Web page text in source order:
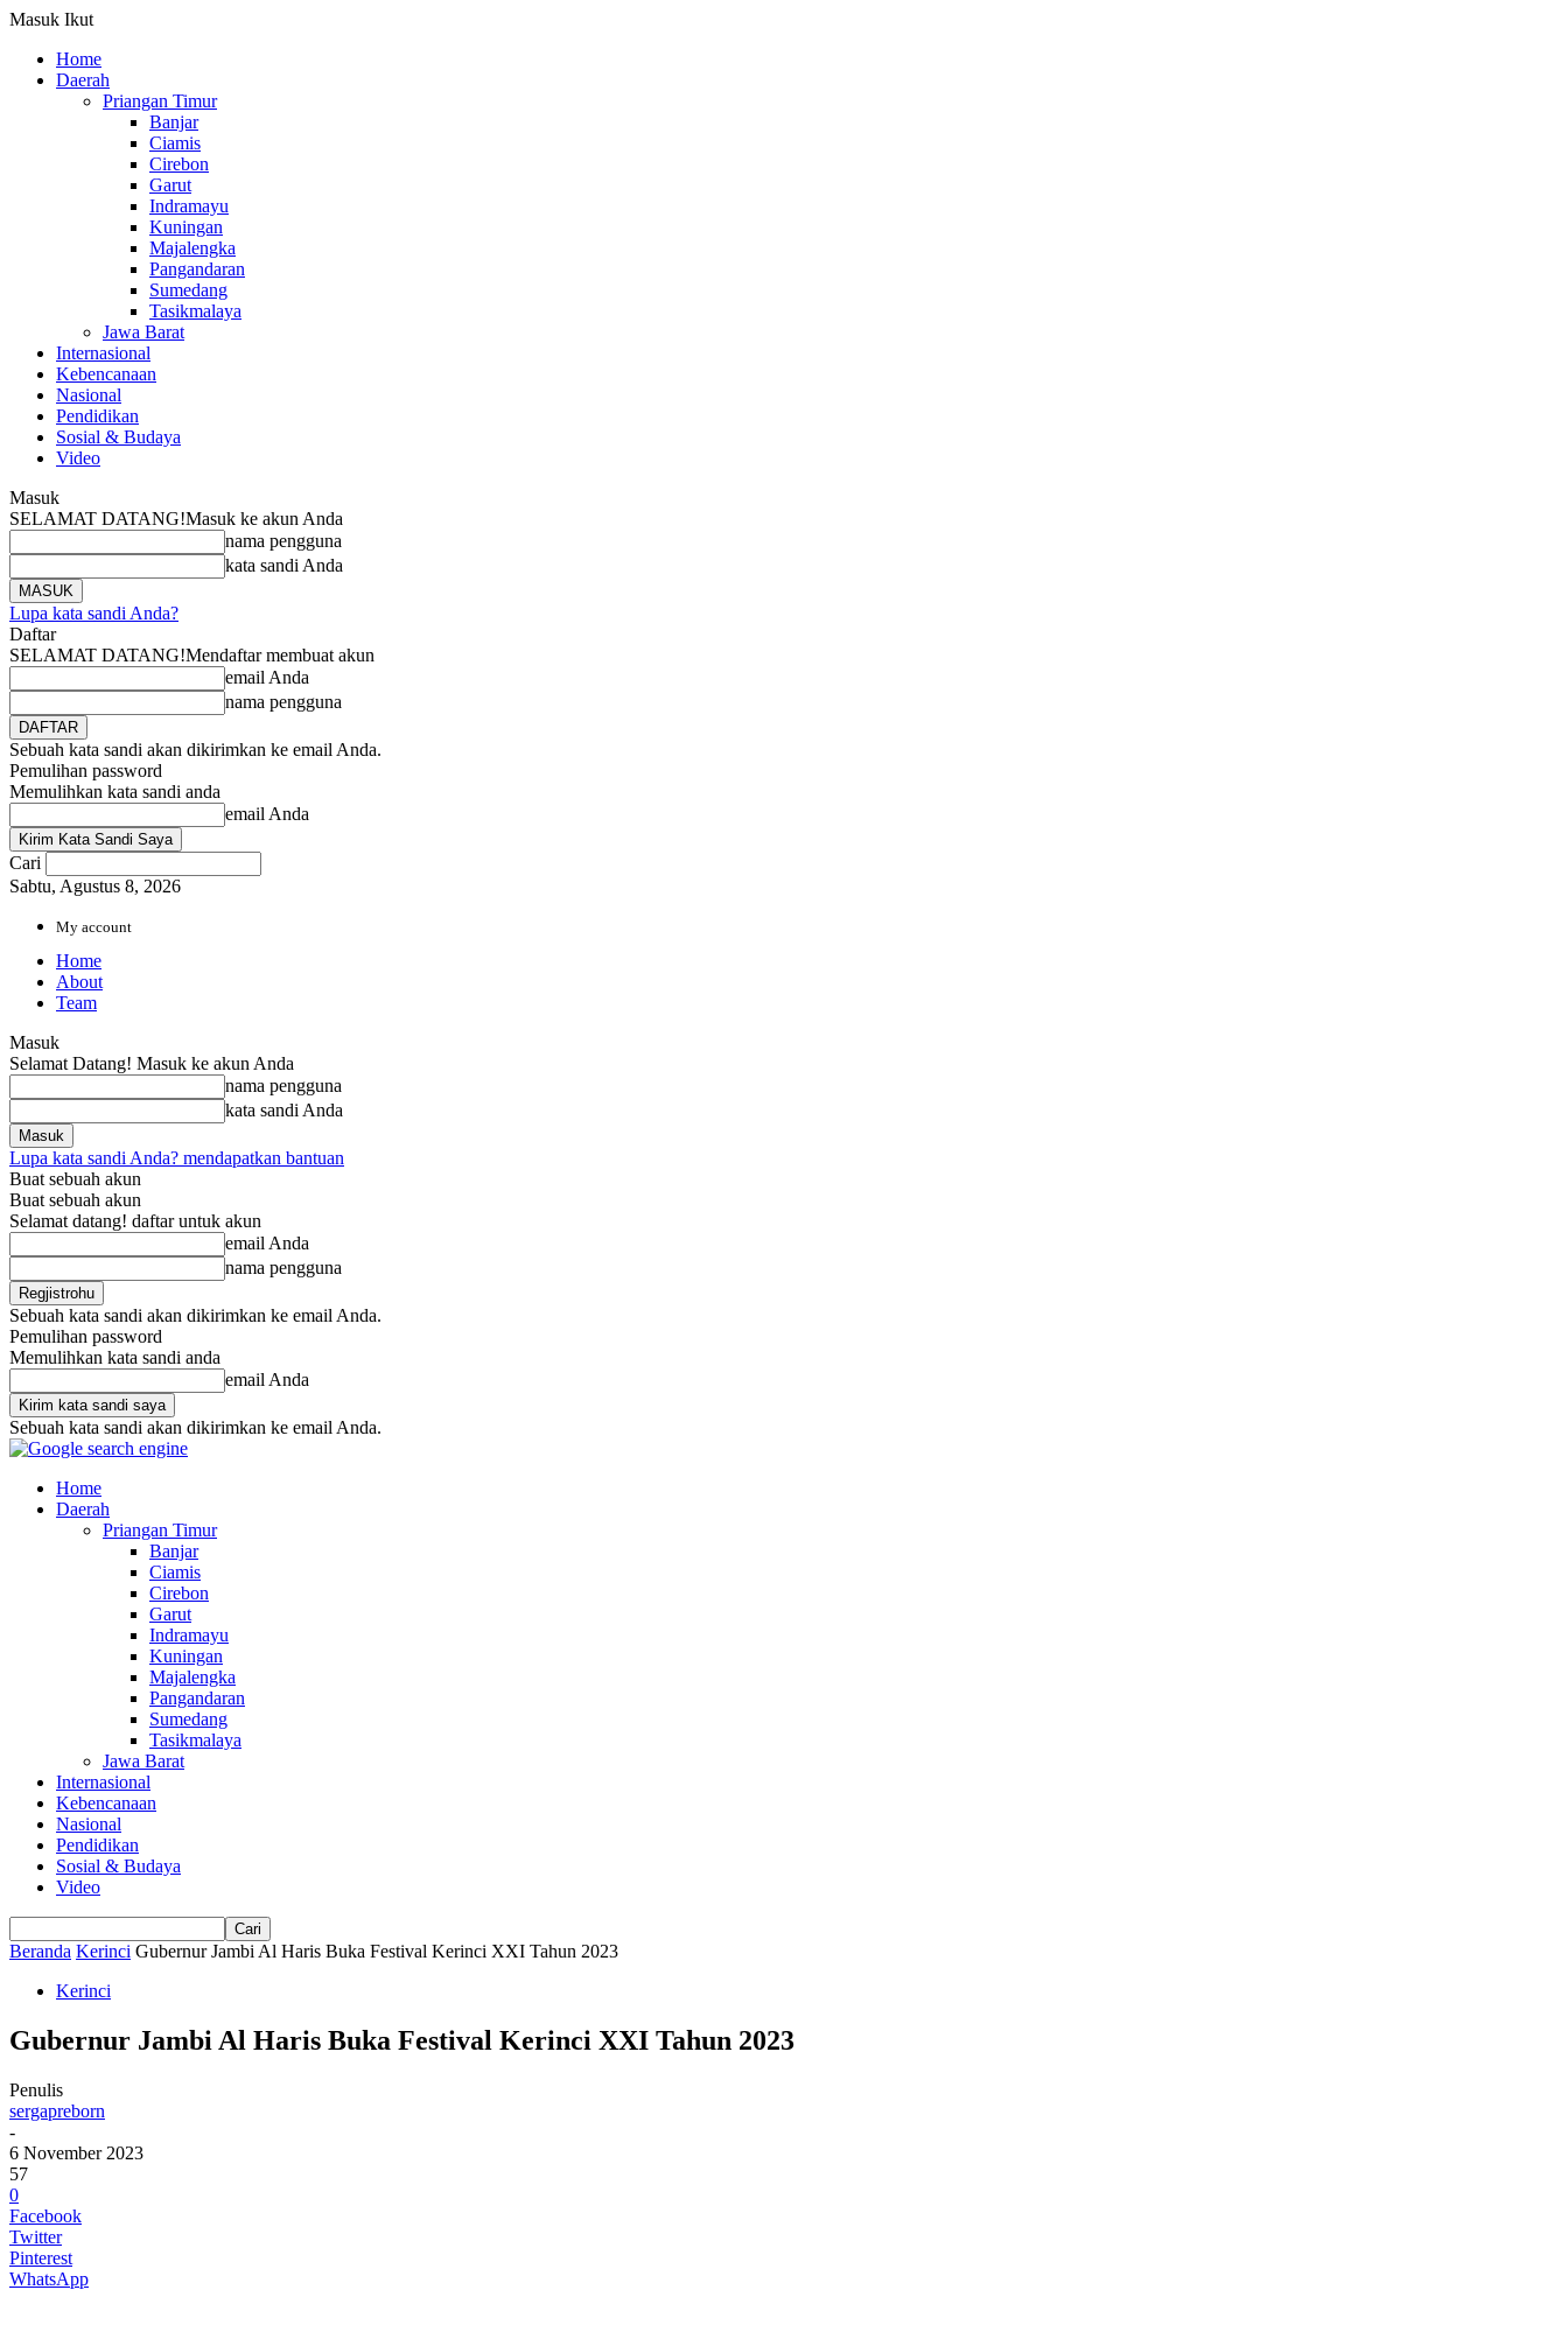
Masuk Ikut
Home
Daerah
Priangan Timur
Banjar
Ciamis
Cirebon
Garut
Indramayu
Kuningan
Majalengka
Pangandaran
Sumedang
Tasikmalaya
Jawa Barat
Internasional
Kebencanaan
Nasional
Pendidikan
Sosial & Budaya
Video
Masuk
SELAMAT DATANG!Masuk ke akun Anda
nama pengguna
kata sandi Anda
Lupa kata sandi Anda?
Daftar
SELAMAT DATANG!Mendaftar membuat akun
email Anda
nama pengguna
Sebuah kata sandi akan dikirimkan ke email Anda.
Pemulihan password
Memulihkan kata sandi anda
email Anda
Cari
Sabtu, Agustus 8, 2026
My account
Home
About
Team
Masuk
Selamat Datang! Masuk ke akun Anda
nama pengguna
kata sandi Anda
Lupa kata sandi Anda? mendapatkan bantuan
Buat sebuah akun
Buat sebuah akun
Selamat datang! daftar untuk akun
email Anda
nama pengguna
Sebuah kata sandi akan dikirimkan ke email Anda.
Pemulihan password
Memulihkan kata sandi anda
email Anda
Sebuah kata sandi akan dikirimkan ke email Anda.
Home
Daerah
Priangan Timur
Banjar
Ciamis
Cirebon
Garut
Indramayu
Kuningan
Majalengka
Pangandaran
Sumedang
Tasikmalaya
Jawa Barat
Internasional
Kebencanaan
Nasional
Pendidikan
Sosial & Budaya
Video
Beranda Kerinci Gubernur Jambi Al Haris Buka Festival Kerinci XXI Tahun 2023
Kerinci
Gubernur Jambi Al Haris Buka Festival Kerinci XXI Tahun 2023
Penulis
sergapreborn
-
6 November 2023
57
0
Facebook
Twitter
Pinterest
WhatsApp